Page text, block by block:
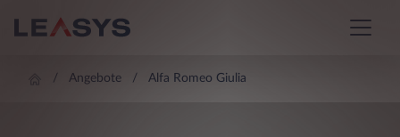
Angebote Alfa Romeo Giulia